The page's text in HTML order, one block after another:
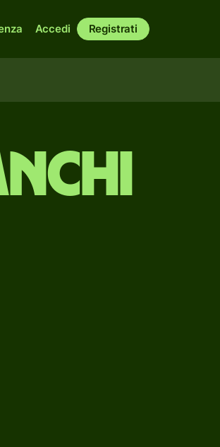
Accedi Registrati